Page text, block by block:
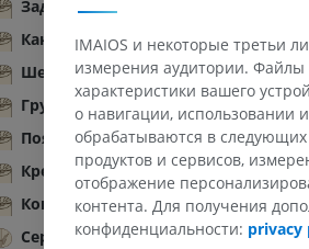
Задняя промежуточная борозда
Канатики спинного мозга
Шейная часть; шейные сегменты
Грудная часть; грудные сегменты
Поясничная часть; поясничные
Крестцовая часть; крестцовые
Копчиковая часть; копчиковые
Серое вещество
Нижняя конечность
Иллюстрации
ПРЕМИУМ
Ankle and foot CT
KT
IMAIOS и некоторые третьи
измерения аудитории. Файлы
характеристики вашего
о навигации, использовании
обрабатываются в
продуктов и сервисов,
отображение
контента. Для получения
конфиденциальности: privacy